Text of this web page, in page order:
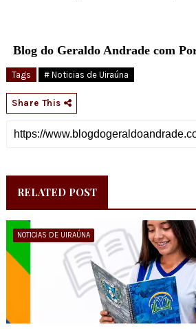
Blog do Geraldo Andrade com
Tags # Noticias de Uiraúna
Share This
RELATED POST
NOTICIAS DE UIRAÚNA